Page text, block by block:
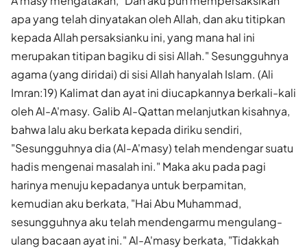
apa yang telah dinyatakan oleh Allah, dan aku titipkan
kepada Allah persaksianku ini, yang mana hal ini
merupakan titipan bagiku di sisi Allah." Sesungguhnya
agama (yang diridai) di sisi Allah hanyalah Islam. (Ali
Imran:19) Kalimat dan ayat ini diucapkannya berkali-kali
oleh Al-A'masy. Galib Al-Qattan melanjutkan kisahnya,
bahwa lalu aku berkata kepada diriku sendiri,
"Sesungguhnya dia (Al-A'masy) telah mendengar suatu
hadis mengenai masalah ini." Maka aku pada pagi
harinya menuju kepadanya untuk berpamitan,
kemudian aku berkata, "Hai Abu Muhammad,
sesungguhnya aku telah mendengarmu mengulang-
ulang bacaan ayat ini." Al-A'masy berkata, "Tidakkah